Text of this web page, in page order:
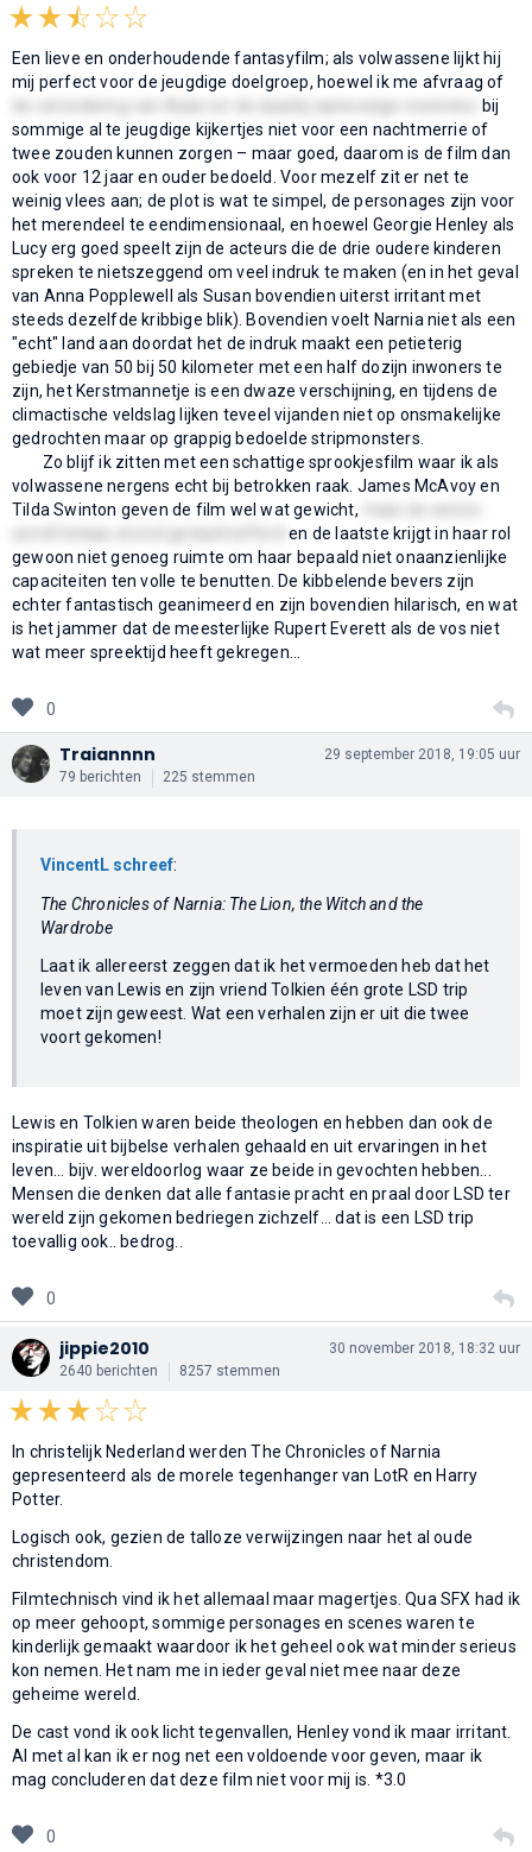
Een lieve en onderhoudende fantasyfilm; als volwassene lijkt hij
mij perfect voor de jeugdige doelgroep, hoewel ik me afvraag of
bij
sommige al te jeugdige kijkertjes niet voor een nachtmerrie of
twee zouden kunnen zorgen – maar goed, daarom is de film dan
ook voor 12 jaar en ouder bedoeld. Voor mezelf zit er net te
weinig vlees aan; de plot is wat te simpel, de personages zijn voor
het merendeel te eendimensionaal, en hoewel Georgie Henley als
Lucy erg goed speelt zijn de acteurs die de drie oudere kinderen
spreken te nietszeggend om veel indruk te maken (en in het geval
van Anna Popplewell als Susan bovendien uiterst irritant met
steeds dezelfde kribbige blik). Bovendien voelt Narnia niet als een
"echt" land aan doordat het de indruk maakt een petieterig
gebiedje van 50 bij 50 kilometer met een half dozijn inwoners te
zijn, het Kerstmannetje is een dwaze verschijning, en tijdens de
climactische veldslag lijken teveel vijanden niet op onsmakelijke
gedrochten maar op grappig bedoelde stripmonsters.
Zo blijf ik zitten met een schattige sprookjesfilm waar ik als
volwassene nergens echt bij betrokken raak. James McAvoy en
Tilda Swinton geven de film wel wat gewicht,
en de laatste krijgt in haar rol
gewoon niet genoeg ruimte om haar bepaald niet onaanzienlijke
capaciteiten ten volle te benutten. De kibbelende bevers zijn
echter fantastisch geanimeerd en zijn bovendien hilarisch, en wat
is het jammer dat de meesterlijke Rupert Everett als de vos niet
wat meer spreektijd heeft gekregen...
0
Traiannnn
79 berichten 225 stemmen
29 september 2018, 19:05 uur
VincentL schreef:
The Chronicles of Narnia: The Lion, the Witch and the
Wardrobe
Laat ik allereerst zeggen dat ik het vermoeden heb dat het
leven van Lewis en zijn vriend Tolkien één grote LSD trip
moet zijn geweest. Wat een verhalen zijn er uit die twee
voort gekomen!
Lewis en Tolkien waren beide theologen en hebben dan ook de
inspiratie uit bijbelse verhalen gehaald en uit ervaringen in het
leven... bijv. wereldoorlog waar ze beide in gevochten hebben...
Mensen die denken dat alle fantasie pracht en praal door LSD ter
wereld zijn gekomen bedriegen zichzelf... dat is een LSD trip
toevallig ook.. bedrog..
0
jippie2010
2640 berichten 8257 stemmen
30 november 2018, 18:32 uur
In christelijk Nederland werden The Chronicles of Narnia
gepresenteerd als de morele tegenhanger van LotR en Harry
Potter.
Logisch ook, gezien de talloze verwijzingen naar het al oude
christendom.
Filmtechnisch vind ik het allemaal maar magertjes. Qua SFX had ik
op meer gehoopt, sommige personages en scenes waren te
kinderlijk gemaakt waardoor ik het geheel ook wat minder serieus
kon nemen. Het nam me in ieder geval niet mee naar deze
geheime wereld.
De cast vond ik ook licht tegenvallen, Henley vond ik maar irritant.
Al met al kan ik er nog net een voldoende voor geven, maar ik
mag concluderen dat deze film niet voor mij is. *3.0
0